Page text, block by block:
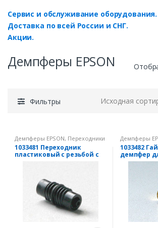
Сервис и обслуживание оборудования.
Доставка по всей России и СНГ.
Акции.
Демпферы EPSON
Фильтры
Демпферы EPSON, Переходники
и гайки EPSON Уплотнители
1033481 Переходник
пластиковый с резьбой с
Stylus Pro 5000
Демпферы
и гайки EPSON
1033482
демпфер
Pro 5500,